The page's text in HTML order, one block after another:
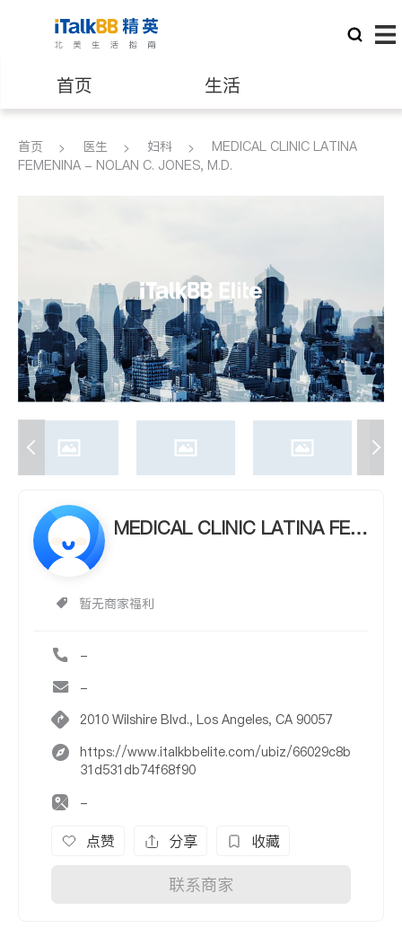
首页 生活
医生 律师
养老 非盈利组织
首页 医生 妇科
MEDICAL CLINIC LATINA
FEMENINA - NOLAN C. JONES, M.D.
MEDICAL CLINIC LATINA FEM
暂无商家福利
-
-
2010 Wilshire Blvd., Los Angeles, CA 90057
https://www.italkbbelite.com/ubiz/66029c8b
31d531db74f68f90
-
点赞 分享 收藏
联系商家